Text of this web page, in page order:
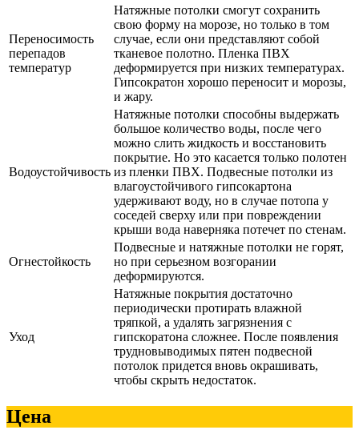
Переносимость
перепадов
температур
Натяжные потолки смогут сохранить
свою форму на морозе, но только в том
случае, если они представляют собой
тканевое полотно. Пленка ПВХ
деформируется при низких температурах.
Гипсократон хорошо переносит и морозы,
и жару.
Водоустойчивость
Натяжные потолки способны выдержать
большое количество воды, после чего
можно слить жидкость и восстановить
покрытие. Но это касается только полотен
из пленки ПВХ. Подвесные потолки из
влагоустойчивого гипсокартона
удерживают воду, но в случае потопа у
соседей сверху или при повреждении
крыши вода наверняка потечет по стенам.
Огнестойкость
Подвесные и натяжные потолки не горят,
но при серьезном возгорании
деформируются.
Уход
Натяжные покрытия достаточно
периодически протирать влажной
тряпкой, а удалять загрязнения с
гипскоратона сложнее. После появления
трудновыводимых пятен подвесной
потолок придется вновь окрашивать,
чтобы скрыть недостаток.
Цена